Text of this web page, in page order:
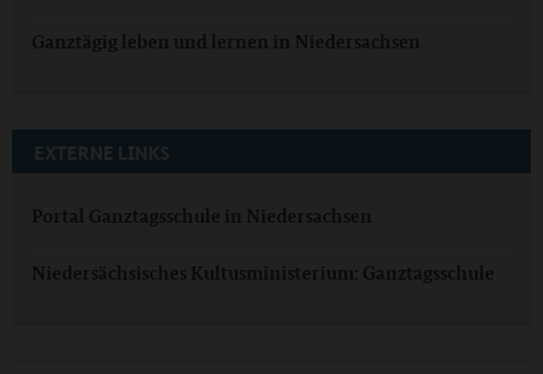
Ganztägig leben und lernen in Niedersachsen
EXTERNE LINKS
Portal Ganztagsschule in Niedersachsen
Niedersächsisches Kultusministerium: Ganztagsschule